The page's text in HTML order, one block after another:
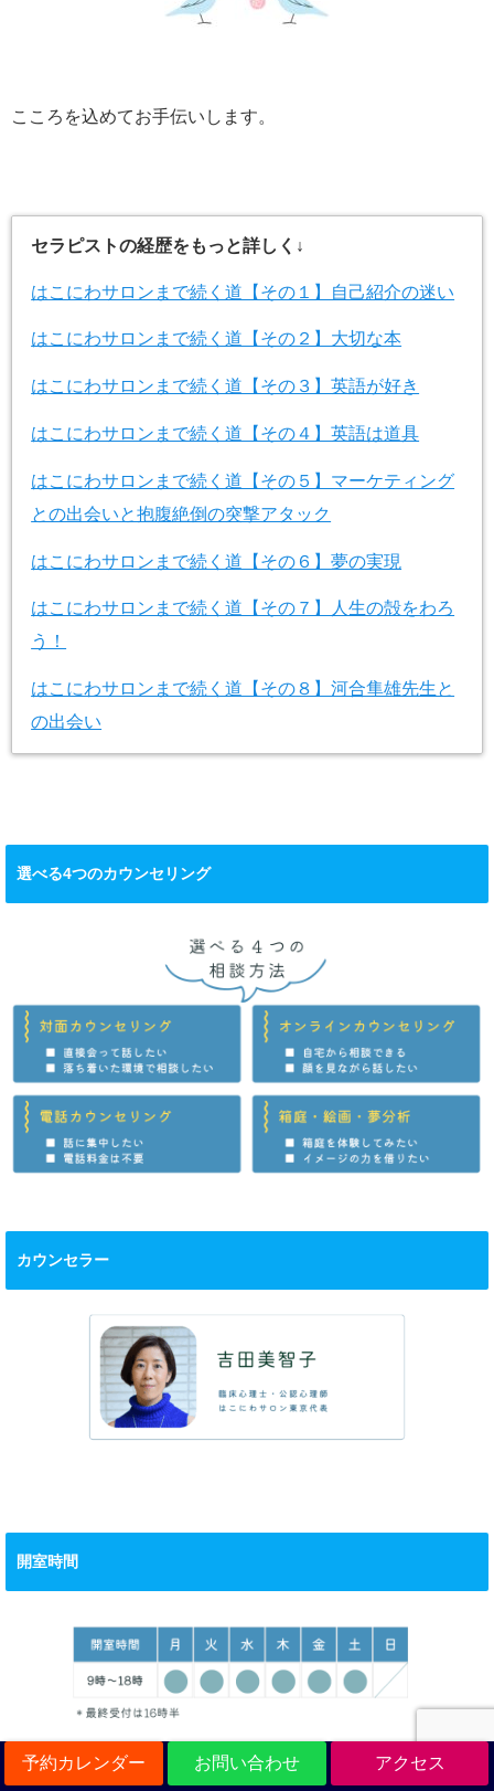
予約カレンダー お問い合わせ アクセス
こころを込めてお手伝いします。
セラピストの経歴をもっと詳しく↓
はこにわサロンまで続く道【その１】自己紹介の迷い
はこにわサロンまで続く道【その２】大切な本
はこにわサロンまで続く道【その３】英語が好き
はこにわサロンまで続く道【その４】英語は道具
はこにわサロンまで続く道【その５】マーケティング
との出会いと抱腹絶倒の突撃アタック
はこにわサロンまで続く道【その６】夢の実現
はこにわサロンまで続く道【その７】人生の殻をわろ
う！
はこにわサロンまで続く道【その８】河合隼雄先生と
の出会い
選べる4つのカウンセリング
カウンセラー
開室時間